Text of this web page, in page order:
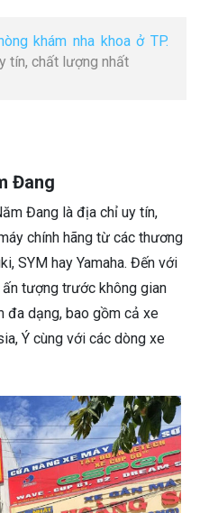
khám nha khoa ở TP.
tín, chất lượng nhất
Đang
Đang là địa chỉ uy tín,
chính hãng từ các thương
SYM hay Yamaha. Đến với
tượng trước không gian
đa dạng, bao gồm cả xe
Ý cùng với các dòng xe